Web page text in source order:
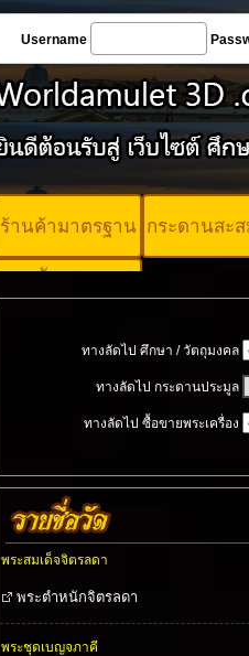
Username
ร้านค้ามาตรฐาน กระดานสะ
บัตรพระ
มาตรฐาน
ทางลัดไป ศึกษา / วัตถุมงคล
ทางลัดไป กระดานประมูล
ทางลัดไป ซื้อขายพระเครื่อง
พระสมเด็จจิตรลดา
พระตําหนักจิตรลดา
พระชุดเบญจภาคี